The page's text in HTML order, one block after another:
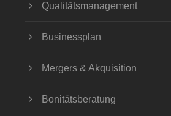
Qualitätsmanagement
Businessplan
Mergers & Akquisition
Bonitätsberatung